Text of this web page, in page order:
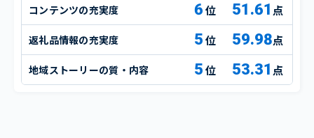
コンテンツの充実度 6 51.61 点
返礼品情報の充実度 5 59.98点
地域ストーリーの質・内容 5 53.31 点